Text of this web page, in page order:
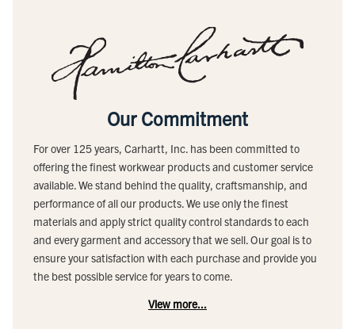
Our Commitment
For over 125 years, Carhartt, Inc. has been committed to
offering the finest workwear products and customer service
available. We stand behind the quality, craftsmanship, and
performance of all our products. We use only the finest
materials and apply strict quality control standards to each
and every garment and accessory that we sell. Our goal is to
ensure your satisfaction with each purchase and provide you
the best possible service for years to come.
View more...